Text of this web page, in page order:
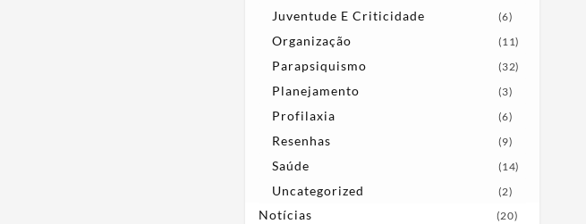
Juventude E Criticidade (6)
Organização (11)
Parapsiquismo (32)
Planejamento (3)
Profilaxia (6)
Resenhas (9)
Saúde (14)
Uncategorized (2)
Notícias (20)